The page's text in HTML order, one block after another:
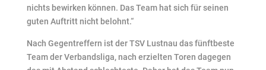
nichts bewirken können. Das Team hat sich für seinen
guten Auftritt nicht belohnt.“
Nach Gegentreffern ist der TSV Lustnau das fünftbeste
Team der Verbandsliga, nach erzielten Toren dagegen